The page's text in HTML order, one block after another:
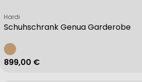
Schuhschrank Genua Garderobe
Verkäufer:
Hardi
Regulärer Preis
899,00 €